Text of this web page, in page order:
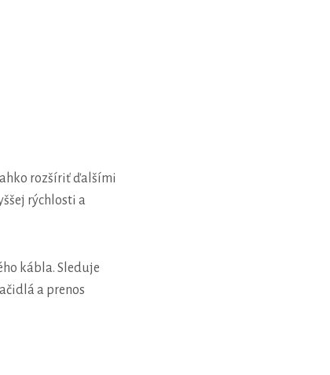
rozšíriť ďalšími
rýchlosti a
kábla. Sleduje
a prenos